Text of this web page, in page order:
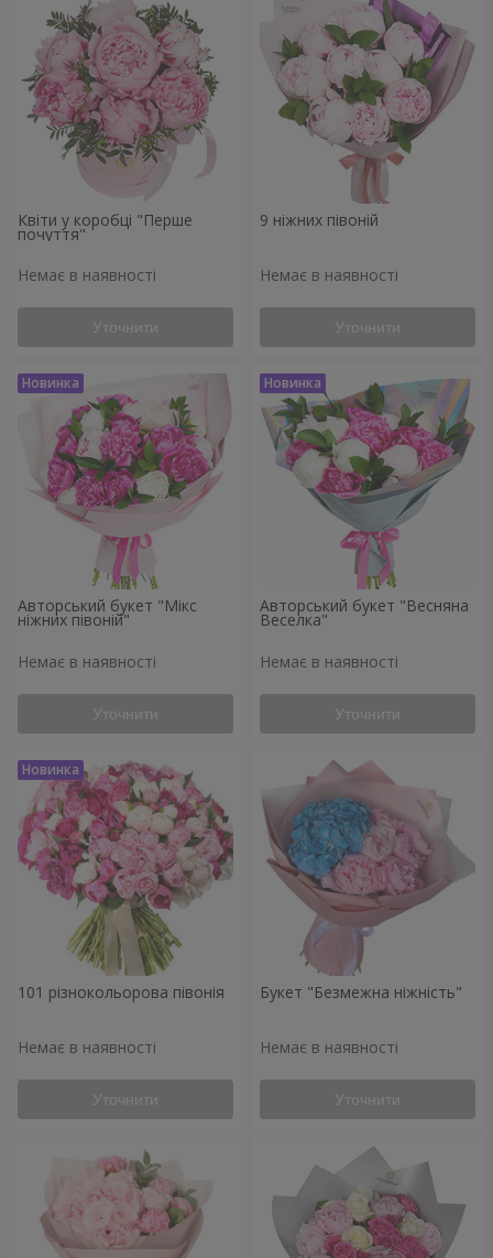
Квіти у коробці "Перше
почуття"
Немає в наявності
Уточнити
9 ніжних півоній
Немає в наявності
Уточнити
Авторський букет "Мікс
ніжних півоній"
Немає в наявності
Уточнити
Авторський букет "Весняна
Веселка"
Немає в наявності
Уточнити
101 різнокольорова півонія
Немає в наявності
Уточнити
Букет "Безмежна ніжність"
Немає в наявності
Уточнити